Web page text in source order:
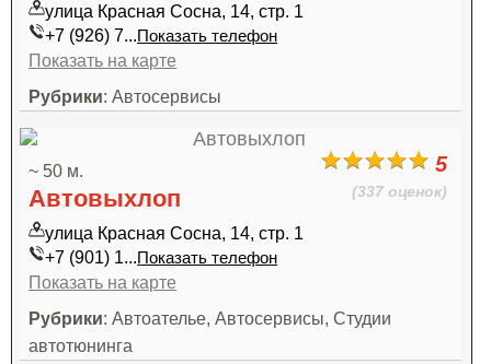
улица Красная Сосна, 14, стр. 1
+7 (926) 7...Показать телефон
Показать на карте
Рубрики: Автосервисы
5
(337 оценок)
~ 50 м.
Автовыхлоп
улица Красная Сосна, 14, стр. 1
+7 (901) 1...Показать телефон
Показать на карте
Рубрики: Автоателье, Автосервисы, Студии
автотюнинга